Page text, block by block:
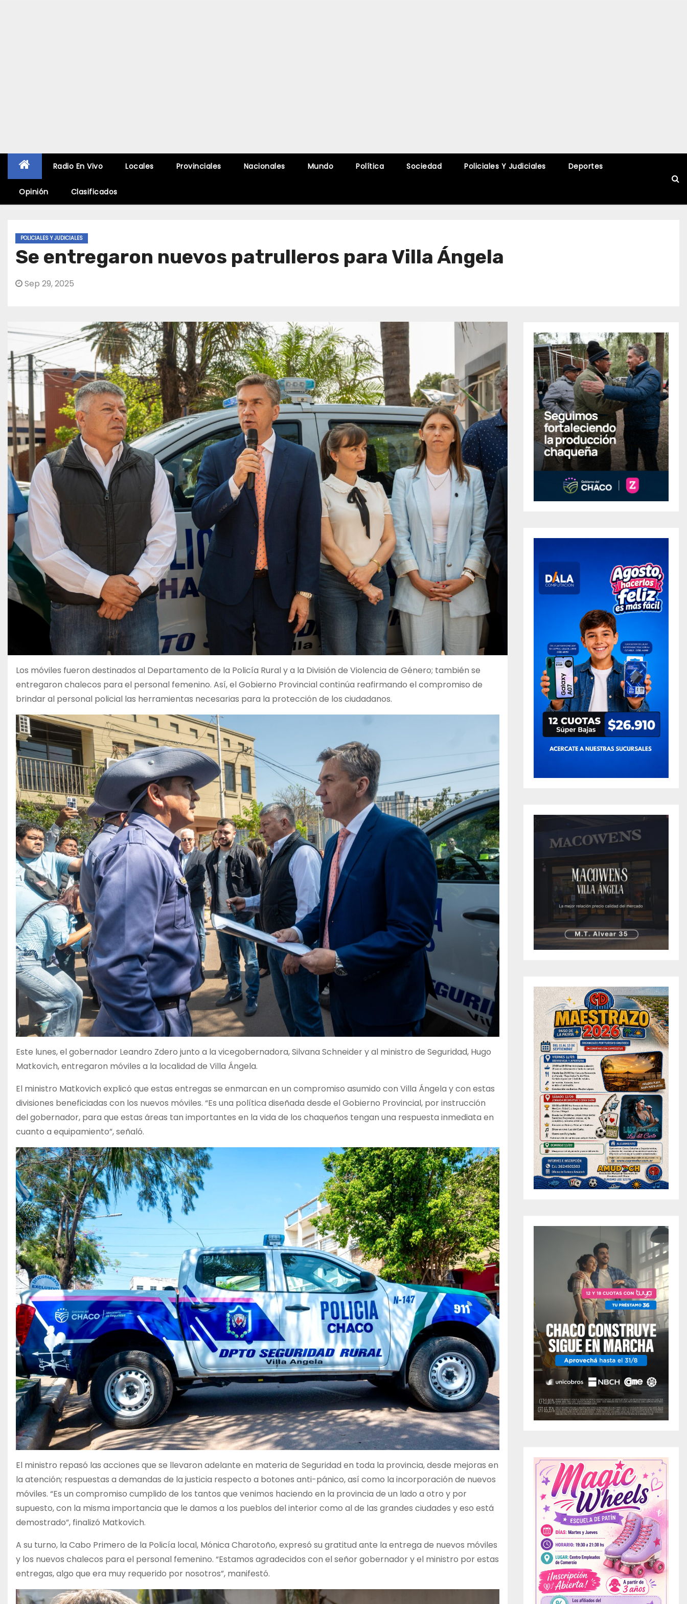
Radio En Vivo Locales Provinciales Nacionales Mundo Política Sociedad Policiales Y Judiciales Deportes
Opinión Clasificados
POLICIALES Y JUDICIALES
Se entregaron nuevos patrulleros para Villa Ángela
Sep 29, 2025
Los móviles fueron destinados al Departamento de la Policía Rural y a la División de Violencia de Género; también se
entregaron chalecos para el personal femenino. Así, el Gobierno Provincial continúa reafirmando el compromiso de
brindar al personal policial las herramientas necesarias para la protección de los ciudadanos.
Este lunes, el gobernador Leandro Zdero junto a la vicegobernadora, Silvana Schneider y al ministro de Seguridad, Hugo
Matkovich, entregaron móviles a la localidad de Villa Ángela.
El ministro Matkovich explicó que estas entregas se enmarcan en un compromiso asumido con Villa Ángela y con estas
divisiones beneficiadas con los nuevos móviles. “Es una política diseñada desde el Gobierno Provincial, por instrucción
del gobernador, para que estas áreas tan importantes en la vida de los chaqueños tengan una respuesta inmediata en
cuanto a equipamiento”, señaló.
El ministro repasó las acciones que se llevaron adelante en materia de Seguridad en toda la provincia, desde mejoras en
la atención; respuestas a demandas de la justicia respecto a botones anti-pánico, así como la incorporación de nuevos
móviles. “Es un compromiso cumplido de los tantos que venimos haciendo en la provincia de un lado a otro y por
supuesto, con la misma importancia que le damos a los pueblos del interior como al de las grandes ciudades y eso está
demostrado”, finalizó Matkovich.
A su turno, la Cabo Primero de la Policía local, Mónica Charotoño, expresó su gratitud ante la entrega de nuevos móviles
y los nuevos chalecos para el personal femenino. “Estamos agradecidos con el señor gobernador y el ministro por estas
entregas, algo que era muy requerido por nosotros”, manifestó.